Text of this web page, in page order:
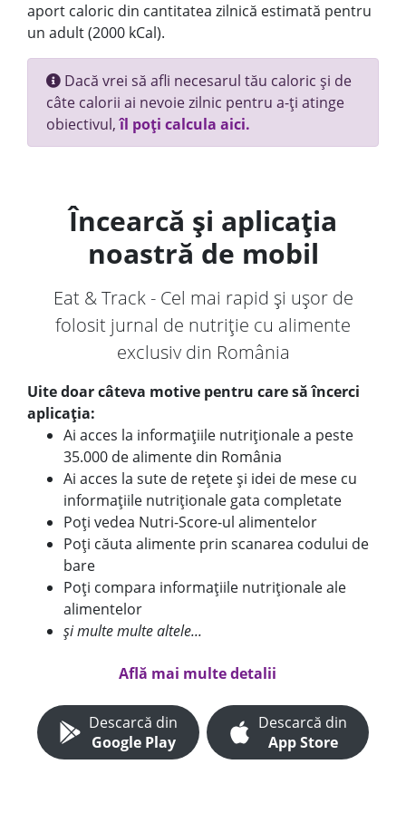
aport caloric din cantitatea zilnică estimată pentru
un adult (2000 kCal).
Dacă vrei să afli necesarul tău caloric și de
câte calorii ai nevoie zilnic pentru a-ți atinge
obiectivul,îl poți calcula aici.
Încearcă și aplicația
noastră de mobil
Eat & Track - Cel mai rapid și ușor de
folosit jurnal de nutriție cu alimente
exclusiv din România
Uite doar câteva motive pentru care să încerci
aplicația:
Ai acces la informațiile nutriționale a peste
35.000 de alimente din România
Ai acces la sute de rețete și idei de mese cu
informațiile nutriționale gata completate
Poți vedea Nutri-Score-ul alimentelor
Poți căuta alimente prin scanarea codului de
bare
Poți compara informațiile nutriționale ale
alimentelor
și multe multe altele...
Află mai multe detalii
Descarcă din
Google Play
Descarcă din
App Store